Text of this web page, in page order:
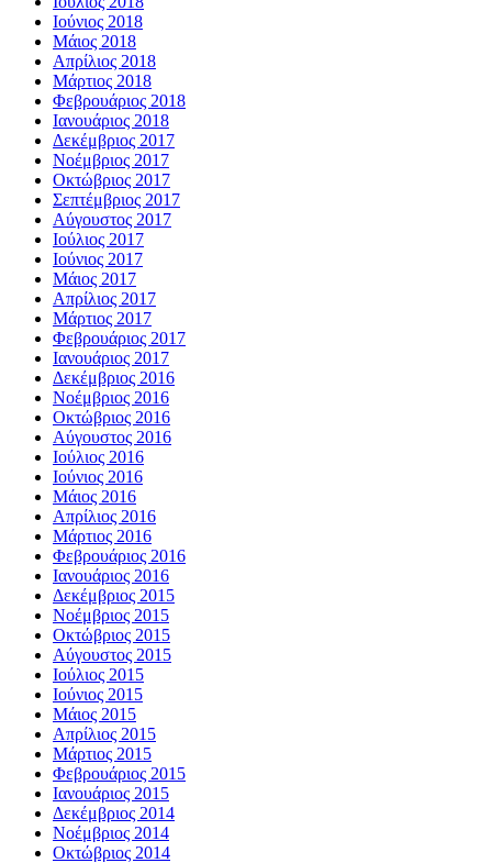
Ιούνιος 2018
Μάιος 2018
Απρίλιος 2018
Μάρτιος 2018
Φεβρουάριος 2018
Ιανουάριος 2018
Δεκέμβριος 2017
Νοέμβριος 2017
Οκτώβριος 2017
Σεπτέμβριος 2017
Αύγουστος 2017
Ιούλιος 2017
Ιούνιος 2017
Μάιος 2017
Απρίλιος 2017
Μάρτιος 2017
Φεβρουάριος 2017
Ιανουάριος 2017
Δεκέμβριος 2016
Νοέμβριος 2016
Οκτώβριος 2016
Αύγουστος 2016
Ιούλιος 2016
Ιούνιος 2016
Μάιος 2016
Απρίλιος 2016
Μάρτιος 2016
Φεβρουάριος 2016
Ιανουάριος 2016
Δεκέμβριος 2015
Νοέμβριος 2015
Οκτώβριος 2015
Αύγουστος 2015
Ιούλιος 2015
Ιούνιος 2015
Μάιος 2015
Απρίλιος 2015
Μάρτιος 2015
Φεβρουάριος 2015
Ιανουάριος 2015
Δεκέμβριος 2014
Νοέμβριος 2014
Οκτώβριος 2014